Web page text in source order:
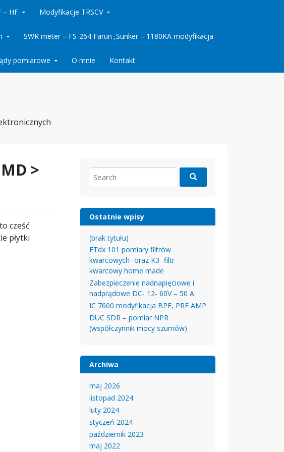
– HF Modyfikacje TRSCV
SWR meter – FS-264 Farun ,Sunker – 1180KA modyfikacja
pomiarowe O mnie Kontakt
>
cześć
płytki
for:
Ostatnie wpisy
(brak tytułu)
FTdx 101 pomiary filtrów
kwarcowych- oraz K3 -filtr
kwarcowy home made
Zabezpieczenie nadnapięciowe i
nadprądowe DC- 12- 60V – 50 A
IC 7600 modyfikacja BPF, PRE AMP
DUC SDR – pomiar NPR
(współczynnik mocy szumów)
Archiwa
maj 2026
listopad 2024
luty 2024
styczeń 2024
październik 2023
maj 2022